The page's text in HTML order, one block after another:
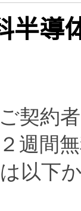
半導
契約
週間
以下